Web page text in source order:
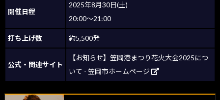
開催日程
2025年8月30日(土)
20:00～21:00
打ち上げ数 約5,500発
公式・関連サイト
【お知らせ】笠岡港まつり花火大会2025につ
いて - 笠岡市ホームページ